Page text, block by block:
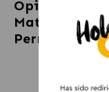
Opiniones
Mature
Perros Senior